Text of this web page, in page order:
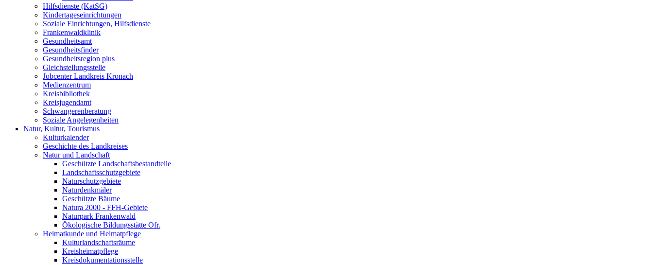
Hilfsdienste (KatSG)
Kindertageseinrichtungen
Soziale Einrichtungen, Hilfsdienste
Frankenwaldklinik
Gesundheitsamt
Gesundheitsfinder
Gesundheitsregion plus
Gleichstellungsstelle
Jobcenter Landkreis Kronach
Medienzentrum
Kreisbibliothek
Kreisjugendamt
Schwangerenberatung
Soziale Angelegenheiten
Natur, Kultur, Tourismus
Kulturkalender
Geschichte des Landkreises
Natur und Landschaft
Geschützte Landschaftsbestandteile
Landschaftsschutzgebiete
Naturschutzgebiete
Naturdenkmäler
Geschützte Bäume
Natura 2000 - FFH-Gebiete
Naturpark Frankenwald
Ökologische Bildungsstätte Ofr.
Heimatkunde und Heimatpflege
Kulturlandschaftsräume
Kreisheimatpflege
Kreisdokumentationsstelle